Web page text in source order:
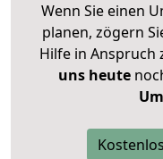
Wenn Sie einen
planen, zögern
Hilfe in Anspruch
uns heute